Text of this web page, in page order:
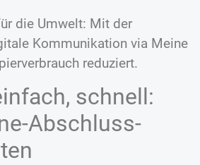
die Umwelt: Mit der
Kommunikation via Meine
reduziert.
schnell:
Abschluss-